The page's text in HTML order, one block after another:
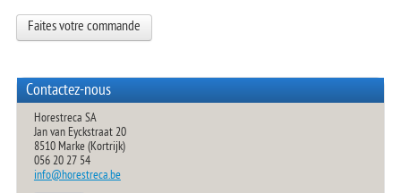
SACS SOUS-VIDE ET ACCESSOIRES
SCELLEUSE
OPERCULEUSE
ACCESSOIRES
Poches
Gants de cuisine latex
Appareil température Mera + aiguille 0.5mm
Rustine à sonder
Chariot en inox mobile avec 3 étagères
Faites votre commande
Contactez-nous
Horestreca SA
Jan van Eyckstraat 20
8510 Marke (Kortrijk)
056 20 27 54
info@horestreca.be